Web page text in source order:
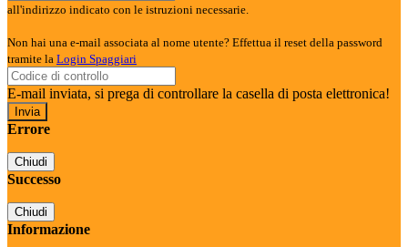
all'indirizzo indicato con le istruzioni necessarie.
Non hai una e-mail associata al nome utente? Effettua il reset della password
tramite la Login Spaggiari
E-mail inviata, si prega di controllare la casella di posta elettronica!
Errore
Chiudi
Successo
Chiudi
Informazione